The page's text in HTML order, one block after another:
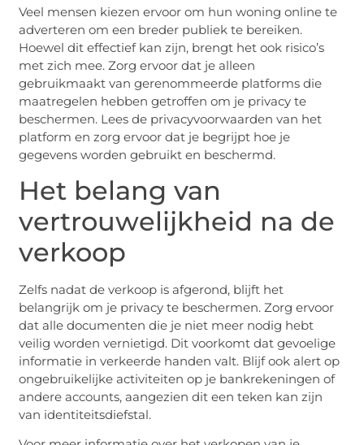
Veel mensen kiezen ervoor om hun woning online te
adverteren om een breder publiek te bereiken.
Hoewel dit effectief kan zijn, brengt het ook risico’s
met zich mee. Zorg ervoor dat je alleen
gebruikmaakt van gerenommeerde platforms die
maatregelen hebben getroffen om je privacy te
beschermen. Lees de privacyvoorwaarden van het
platform en zorg ervoor dat je begrijpt hoe je
gegevens worden gebruikt en beschermd.
Het belang van
vertrouwelijkheid na de
verkoop
Zelfs nadat de verkoop is afgerond, blijft het
belangrijk om je privacy te beschermen. Zorg ervoor
dat alle documenten die je niet meer nodig hebt
veilig worden vernietigd. Dit voorkomt dat gevoelige
informatie in verkeerde handen valt. Blijf ook alert op
ongebruikelijke activiteiten op je bankrekeningen of
andere accounts, aangezien dit een teken kan zijn
van identiteitsdiefstal.